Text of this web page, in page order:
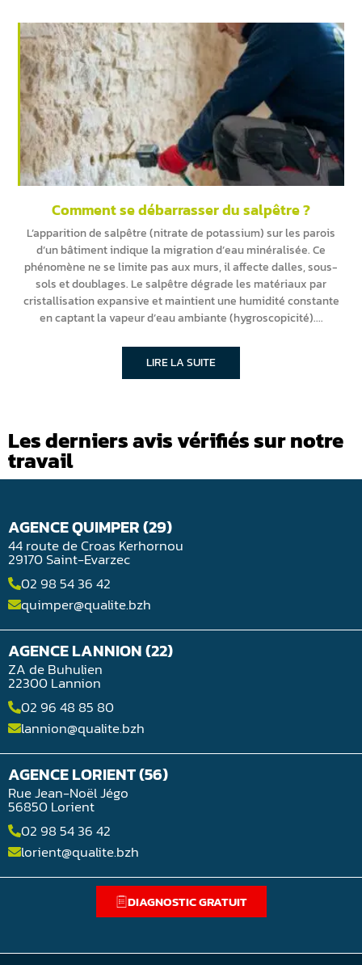
Comment se débarrasser du salpêtre ?
L’apparition de salpêtre (nitrate de potassium) sur les parois
d’un bâtiment indique la migration d’eau minéralisée. Ce
phénomène ne se limite pas aux murs, il affecte dalles, sous-
sols et doublages. Le salpêtre dégrade les matériaux par
cristallisation expansive et maintient une humidité constante
en captant la vapeur d’eau ambiante (hygroscopicité).
LIRE LA SUITE
Les derniers avis vérifiés sur notre
travail
AGENCE QUIMPER (29)
44 route de Croas Kerhornou
29170 Saint-Evarzec
02 98 54 36 42
quimper@qualite.bzh
AGENCE LANNION (22)
ZA de Buhulien
22300 Lannion
02 96 48 85 80
lannion@qualite.bzh
AGENCE LORIENT (56)
Rue Jean-Noël Jégo
56850 Lorient
02 98 54 36 42
lorient@qualite.bzh
DIAGNOSTIC GRATUIT